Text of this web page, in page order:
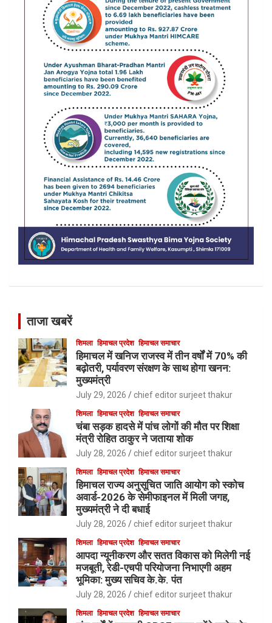
ताजा खबरें
शिमला हिमाचल प्रदेश हिमाचल समाचार
हिमाचल में खनिज राजस्व में तीन वर्षों में 70% की
बढ़ोतरी, पर्यावरण संरक्षण के साथ होगा खनन:
मुख्यमंत्री
July 29, 2026 chief editor surjeet thakur
शिमला हिमाचल प्रदेश हिमाचल समाचार
चंबा सड़क हादसे में पांच लोगों की मौत पर शिक्षा
मंत्री रोहित ठाकुर ने जताया शोक
July 28, 2026 chief editor surjeet thakur
शिमला हिमाचल प्रदेश हिमाचल समाचार
हिमाचल राज्य अनुसूचित जाति आयोग को स्कोच
अवार्ड-2026 के सेमीफाइनल में मिली जगह,
मुख्यमंत्री ने दी बधाई
July 28, 2026 chief editor surjeet thakur
शिमला हिमाचल प्रदेश हिमाचल समाचार
आपदा न्यूनीकरण और सतत विकास को मिलेगी नई
मजबूती, रेडी-एचपी परियोजना निभाएगी अहम
भूमिका: मुख्य सचिव के.के. पंत
July 28, 2026 chief editor surjeet thakur
शिमला हिमाचल प्रदेश हिमाचल समाचार